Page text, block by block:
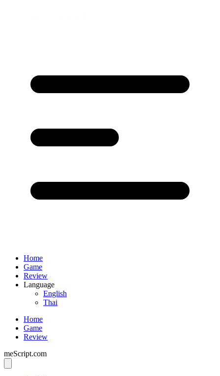
Home
Game
Review
Language
English
Thai
Home
Game
Review
meScript.com